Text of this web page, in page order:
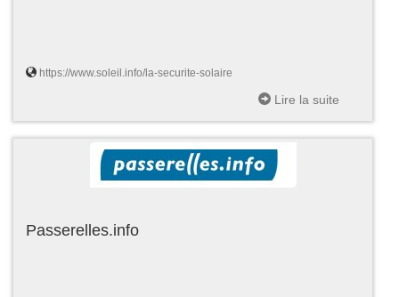
https://www.soleil.info/la-securite-solaire
Lire la suite
Passerelles.info